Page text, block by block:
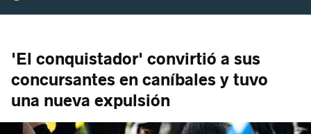
'El conquistador' convirtió a sus
concursantes en caníbales y tuvo
una nueva expulsión